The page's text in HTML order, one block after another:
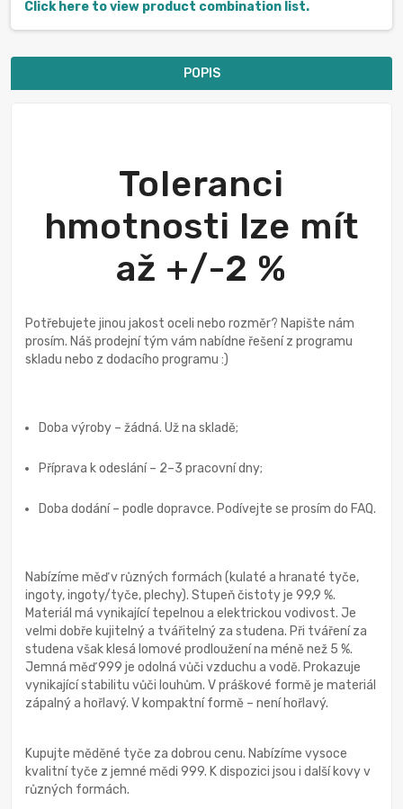
Click here to view product combination list.
POPIS
Toleranci
hmotnosti lze mít
až +/-2 %
Potřebujete jinou jakost oceli nebo rozměr? Napište nám
prosím. Náš prodejní tým vám nabídne řešení z programu
skladu nebo z dodacího programu :)
Doba výroby – žádná. Už na skladě;
Příprava k odeslání – 2–3 pracovní dny;
Doba dodání – podle dopravce. Podívejte se prosím do FAQ.
Nabízíme měď v různých formách (kulaté a hranaté tyče,
ingoty, ingoty/tyče, plechy). Stupeň čistoty je 99,9 %.
Materiál má vynikající tepelnou a elektrickou vodivost. Je
velmi dobře kujitelný a tvářitelný za studena. Při tváření za
studena však klesá lomové prodloužení na méně než 5 %.
Jemná měď 999 je odolná vůči vzduchu a vodě. Prokazuje
vynikající stabilitu vůči louhům. V práškové formě je materiál
zápalný a hořlavý. V kompaktní formě – není hořlavý.
Kupujte měděné tyče za dobrou cenu. Nabízíme vysoce
kvalitní tyče z jemné mědi 999. K dispozici jsou i další kovy v
různých formách.